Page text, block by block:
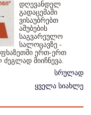
დღევანდელ
გადაცემაში
ვისაუბრებთ
აშუბების
საგვარეულო
სალოცავზე -
ერთ-ერთ
მიიჩნევა.
სრულად
ყველა სიახლე